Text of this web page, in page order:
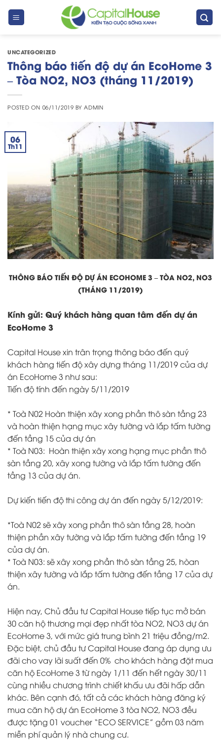
UNCATEGORIZED
Thông báo tiến độ dự án EcoHome 3
– Tòa NO2, NO3 (tháng 11/2019)
POSTED ON 06/11/2019 BY ADMIN
06
Th11
THÔNG BÁO TIẾN ĐỘ DỰ ÁN ECOHOME 3 – TÒA NO2, NO3
(THÁNG 11/2019)
Kính gửi: Quý khách hàng quan tâm đến dự án
EcoHome 3
Capital House xin trân trọng thông báo đến quý
khách hàng tiến độ xây dựng tháng 11/2019 của dự
án EcoHome 3 như sau:
Tiến độ tính đến ngày 5/11/2019
* Toà N02 Hoàn thiện xây xong phần thô sàn tầng 23
và hoàn thiện hạng mục xây tường và lắp tấm tường
đến tầng 15 của dự án
* Toà N03: Hoàn thiện xây xong hạng mục phần thô
sàn tầng 20, xây xong tường và lắp tấm tường đến
tầng 13 của dự án.
Dự kiến tiến độ thi công dự án đến ngày 5/12/2019:
*Toà N02 sẽ xây xong phần thô sàn tầng 28, hoàn
thiện phần xây tường và lắp tấm tường đến tầng 19
của dự án.
* Toà N03: sẽ xây xong phần thô sàn tầng 25, hòan
thiện xây tường và lắp tấm tường đến tầng 17 của dự
án.
Hiện nay, Chủ đầu tư Capital House tiếp tục mở bán
30 căn hộ thương mại đẹp nhất tòa NO2, NO3 dự án
EcoHome 3, với mức giá trung bình 21 triệu đồng/m2.
Đặc biệt, chủ đầu tư Capital House đang áp dụng ưu
đãi cho vay lãi suất đến 0% cho khách hàng đặt mua
căn hộ EcoHome 3 từ ngày 1/11 đến hết ngày 30/11
cùng nhiều chương trình chiết khấu ưu đãi hấp dẫn
khác. Bên cạnh đó, tất cả các khách hàng đăng ký
mua căn hộ dự án EcoHome 3 tòa NO2, NO3 đều
được tặng 01 voucher “ECO SERVICE” gồm 03 năm
miễn phí quản lý nhà chung cư.